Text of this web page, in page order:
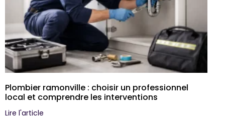
Plombier ramonville : choisir un professionnel
local et comprendre les interventions
Lire l'article